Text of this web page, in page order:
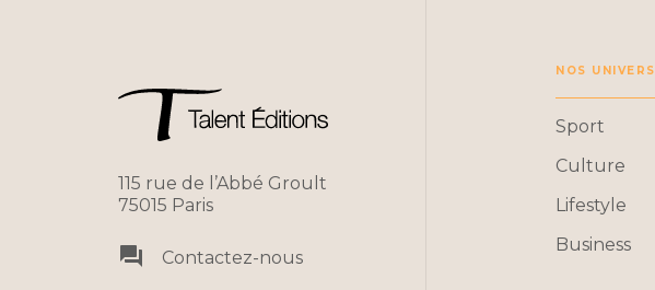
115 rue de l’Abbé Groult
75015 Paris
question_answer Contactez-nous
NOS UNIVERS
Sport
Culture
Lifestyle
Business